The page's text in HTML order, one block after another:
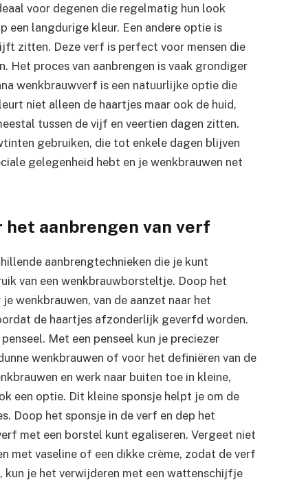
voor degenen die regelmatig hun look
een langdurige kleur. Een andere optie is
zitten. Deze verf is perfect voor mensen die
Het proces van aanbrengen is vaak grondiger
wenkbrauwverf is een natuurlijke optie die
niet alleen de haartjes maar ook de huid,
tussen de vijf en veertien dagen zitten.
gebruiken, die tot enkele dagen blijven
gelegenheid hebt en je wenkbrauwen net
aanbrengen van verf
aanbrengtechnieken die je kunt
van een wenkbrauwborsteltje. Doop het
wenkbrauwen, van de aanzet naar het
de haartjes afzonderlijk geverfd worden.
Met een penseel kun je preciezer
wenkbrauwen of voor het definiëren van de
en werk naar buiten toe in kleine,
een optie. Dit kleine sponsje helpt je om de
Doop het sponsje in de verf en dep het
met een borstel kunt egaliseren. Vergeet niet
met vaseline of een dikke crème, zodat de verf
je het verwijderen met een wattenschijfje